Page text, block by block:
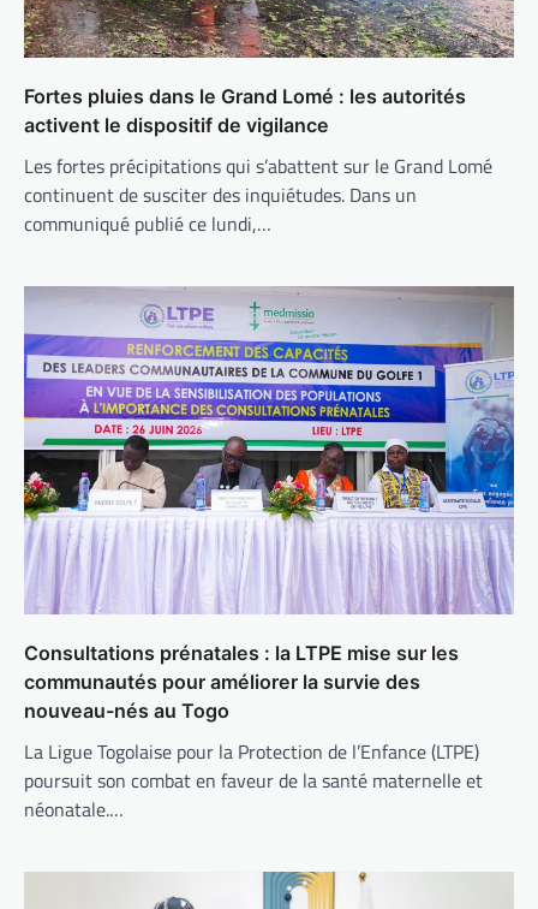
Fortes pluies dans le Grand Lomé : les autorités
activent le dispositif de vigilance
Les fortes précipitations qui s’abattent sur le Grand Lomé
continuent de susciter des inquiétudes. Dans un
communiqué publié ce lundi,…
Consultations prénatales : la LTPE mise sur les
communautés pour améliorer la survie des
nouveau-nés au Togo
La Ligue Togolaise pour la Protection de l’Enfance (LTPE)
poursuit son combat en faveur de la santé maternelle et
néonatale.…